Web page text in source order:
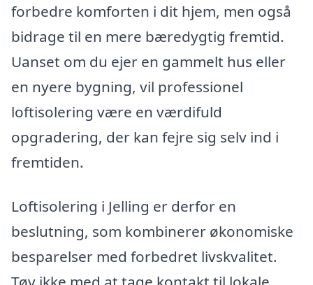
forbedre komforten i dit hjem, men også
bidrage til en mere bæredygtig fremtid.
Uanset om du ejer en gammelt hus eller
en nyere bygning, vil professionel
loftisolering være en værdifuld
opgradering, der kan fejre sig selv ind i
fremtiden.
Loftisolering i Jelling er derfor en
beslutning, som kombinerer økonomiske
besparelser med forbedret livskvalitet.